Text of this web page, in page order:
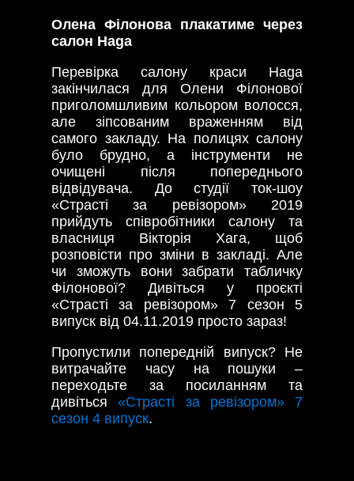
Олена Філонова плакатиме через
салон Haga
Перевірка салону краси Haga
закінчилася для Олени Філонової
приголомшливим кольором волосся,
але зіпсованим враженням від
самого закладу. На полицях салону
було брудно, а інструменти не
очищені після попереднього
відвідувача. До студії ток-шоу
«Страсті за ревізором» 2019
прийдуть співробітники салону та
власниця Вікторія Хага, щоб
розповісти про зміни в закладі. Але
чи зможуть вони забрати табличку
Філонової? Дивіться у проєкті
«Страсті за ревізором» 7 сезон 5
випуск від 04.11.2019 просто зараз!
Пропустили попередній випуск? Не
витрачайте часу на пошуки –
переходьте за посиланням та
дивіться«Страсті за ревізором» 7
сезон 4 випуск.